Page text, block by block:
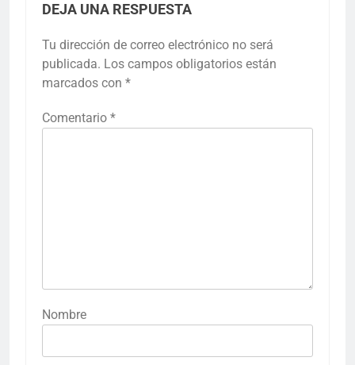
DEJA UNA RESPUESTA
Tu dirección de correo electrónico no será
publicada. Los campos obligatorios están
marcados con *
Comentario *
Nombre